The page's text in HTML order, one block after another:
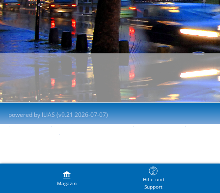
Magazin
Hilfe und
Support
powered by ILIAS (v9.21 2026-07-07)
Impressum
ILIAS-Support kontaktieren
Barrierefreiheit